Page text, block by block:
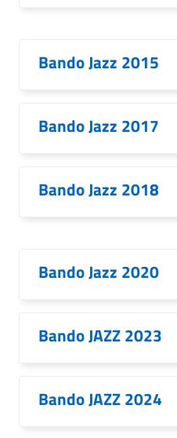
Bando Jazz 2015
Bando Jazz 2017
Bando Jazz 2018
Bando Jazz 2020
Bando JAZZ 2023
Bando JAZZ 2024